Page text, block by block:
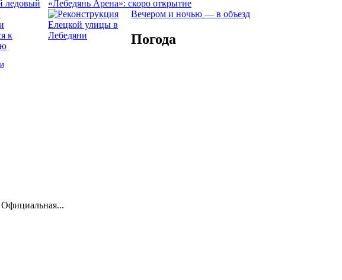
«Лебедянь Арена»: скоро открытие
Вечером и ночью — в объезд
Погода
Официальная...